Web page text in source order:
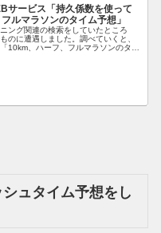
サービス「持久係数を使って
ルマラソンのタイム予想」
ング関連の検索をしていたところ
のに遭遇しました。調べていくと、
10km、ハーフ、フルマラソンのタイ
ュタイム予想をし